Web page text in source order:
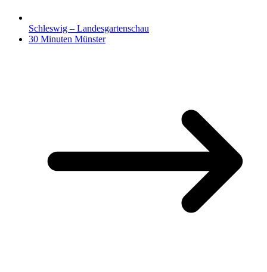
Schleswig – Landesgartenschau
30 Minuten Münster